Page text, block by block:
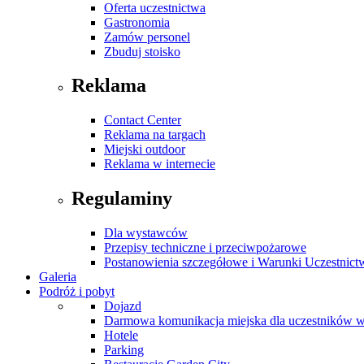
Oferta uczestnictwa
Gastronomia
Zamów personel
Zbuduj stoisko
Reklama
Contact Center
Reklama na targach
Miejski outdoor
Reklama w internecie
Regulaminy
Dla wystawców
Przepisy techniczne i przeciwpożarowe
Postanowienia szczegółowe i Warunki
Galeria
Podróż i pobyt
Dojazd
Darmowa komunikacja miejska dla uczestników
Hotele
Parking